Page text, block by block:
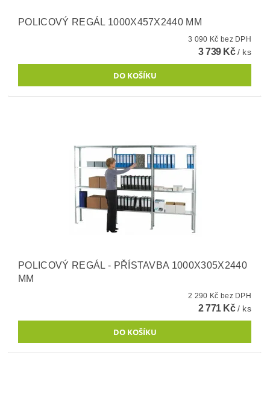
POLICOVÝ REGÁL 1000X457X2440 MM
3 090 Kč bez DPH
3 739 Kč/ ks
POLICOVÝ REGÁL - PŘÍSTAVBA 1000X305X2440
MM
2 290 Kč bez DPH
2 771 Kč/ ks